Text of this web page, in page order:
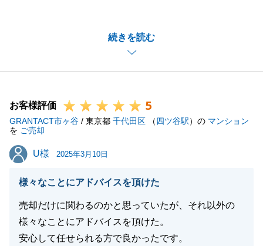
続きを読む
引渡しを終えることができました。
重ねて御礼申し上げます。
今後も不動産に関するご相談がありましたら、お気軽
何卒よろしくお願い申し上げます。
お客様評価 5
GRANTACT市ヶ谷 / 東京都 千代田区 （四ツ谷駅）の マンション
を ご売却
U様
U様 2025年3月10日
様々なことにアドバイスを頂けた
売却だけに関わるのかと思っていたが、それ以外の
様々なことにアドバイスを頂けた。
安心して任せられる方で良かったです。